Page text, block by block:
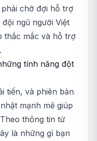
chờ đợi hỗ trợ
ngũ người Việt
thắc mắc và hỗ trợ
tính năng đột
tiến, và phiên bản
mạnh mẽ giúp
thông tin từ
là những gì bạn